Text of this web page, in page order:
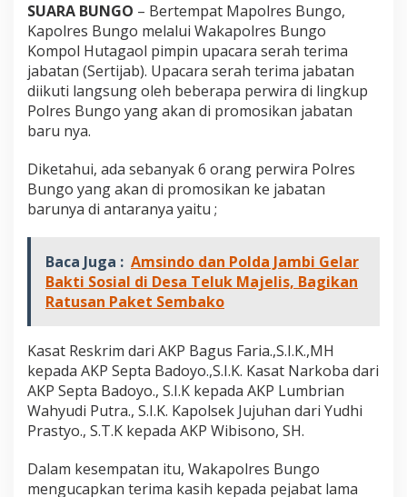
G
a
n
t
i
k
a
o
s
i
s
K
P
B
a
u
s
F
a
r
e
b
SUARA BUNGO – Bertempat Mapolres Bungo,
Kapolres Bungo melalui Wakapolres Bungo
Kompol Hutagaol pimpin upacara serah terima
jabatan (Sertijab). Upacara serah terima jabatan
diikuti langsung oleh beberapa perwira di lingkup
Polres Bungo yang akan di promosikan jabatan
baru nya.
Diketahui, ada sebanyak 6 orang perwira Polres
Bungo yang akan di promosikan ke jabatan
barunya di antaranya yaitu ;
Baca Juga : Amsindo dan Polda Jambi Gelar
Bakti Sosial di Desa Teluk Majelis, Bagikan
Ratusan Paket Sembako
Kasat Reskrim dari AKP Bagus Faria.,S.I.K.,MH
kepada AKP Septa Badoyo.,S.I.K. Kasat Narkoba dari
AKP Septa Badoyo., S.I.K kepada AKP Lumbrian
Wahyudi Putra., S.I.K. Kapolsek Jujuhan dari Yudhi
Prastyo., S.T.K kepada AKP Wibisono, SH.
Dalam kesempatan itu, Wakapolres Bungo
mengucapkan terima kasih kepada pejabat lama